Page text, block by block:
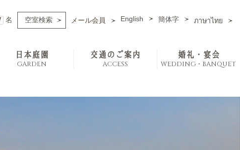
名 メール会員 English 簡体字 ภาษาไทย
日本庭園
GARDEN
交通のご案内
ACCESS
婚礼・宴会
WEDDING・BANQUET